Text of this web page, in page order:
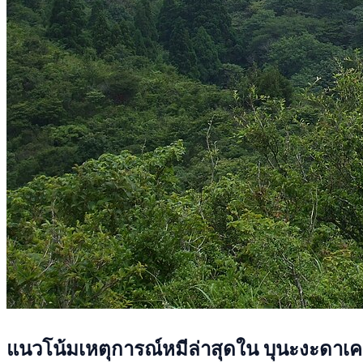
แนวโน้มเหตุการณ์หมีล่าสุดใน บุนะงะดาเ